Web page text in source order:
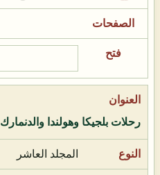
رحلات بلجيكا وهولندا والدنمارك
المجلد العاشر